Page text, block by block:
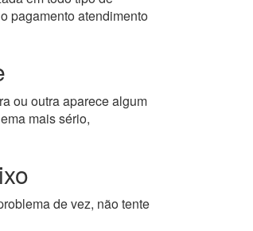
pagamento atendimento
ou outra aparece algum
mais sério,
de vez, não tente